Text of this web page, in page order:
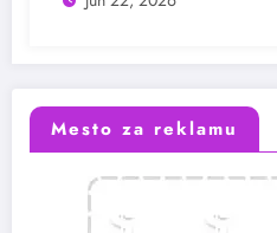
Mesto za reklamu